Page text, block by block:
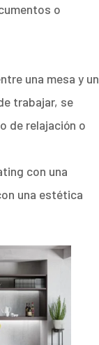
o
una mesa y un
trabajar, se
de relajación o
con una
una estética